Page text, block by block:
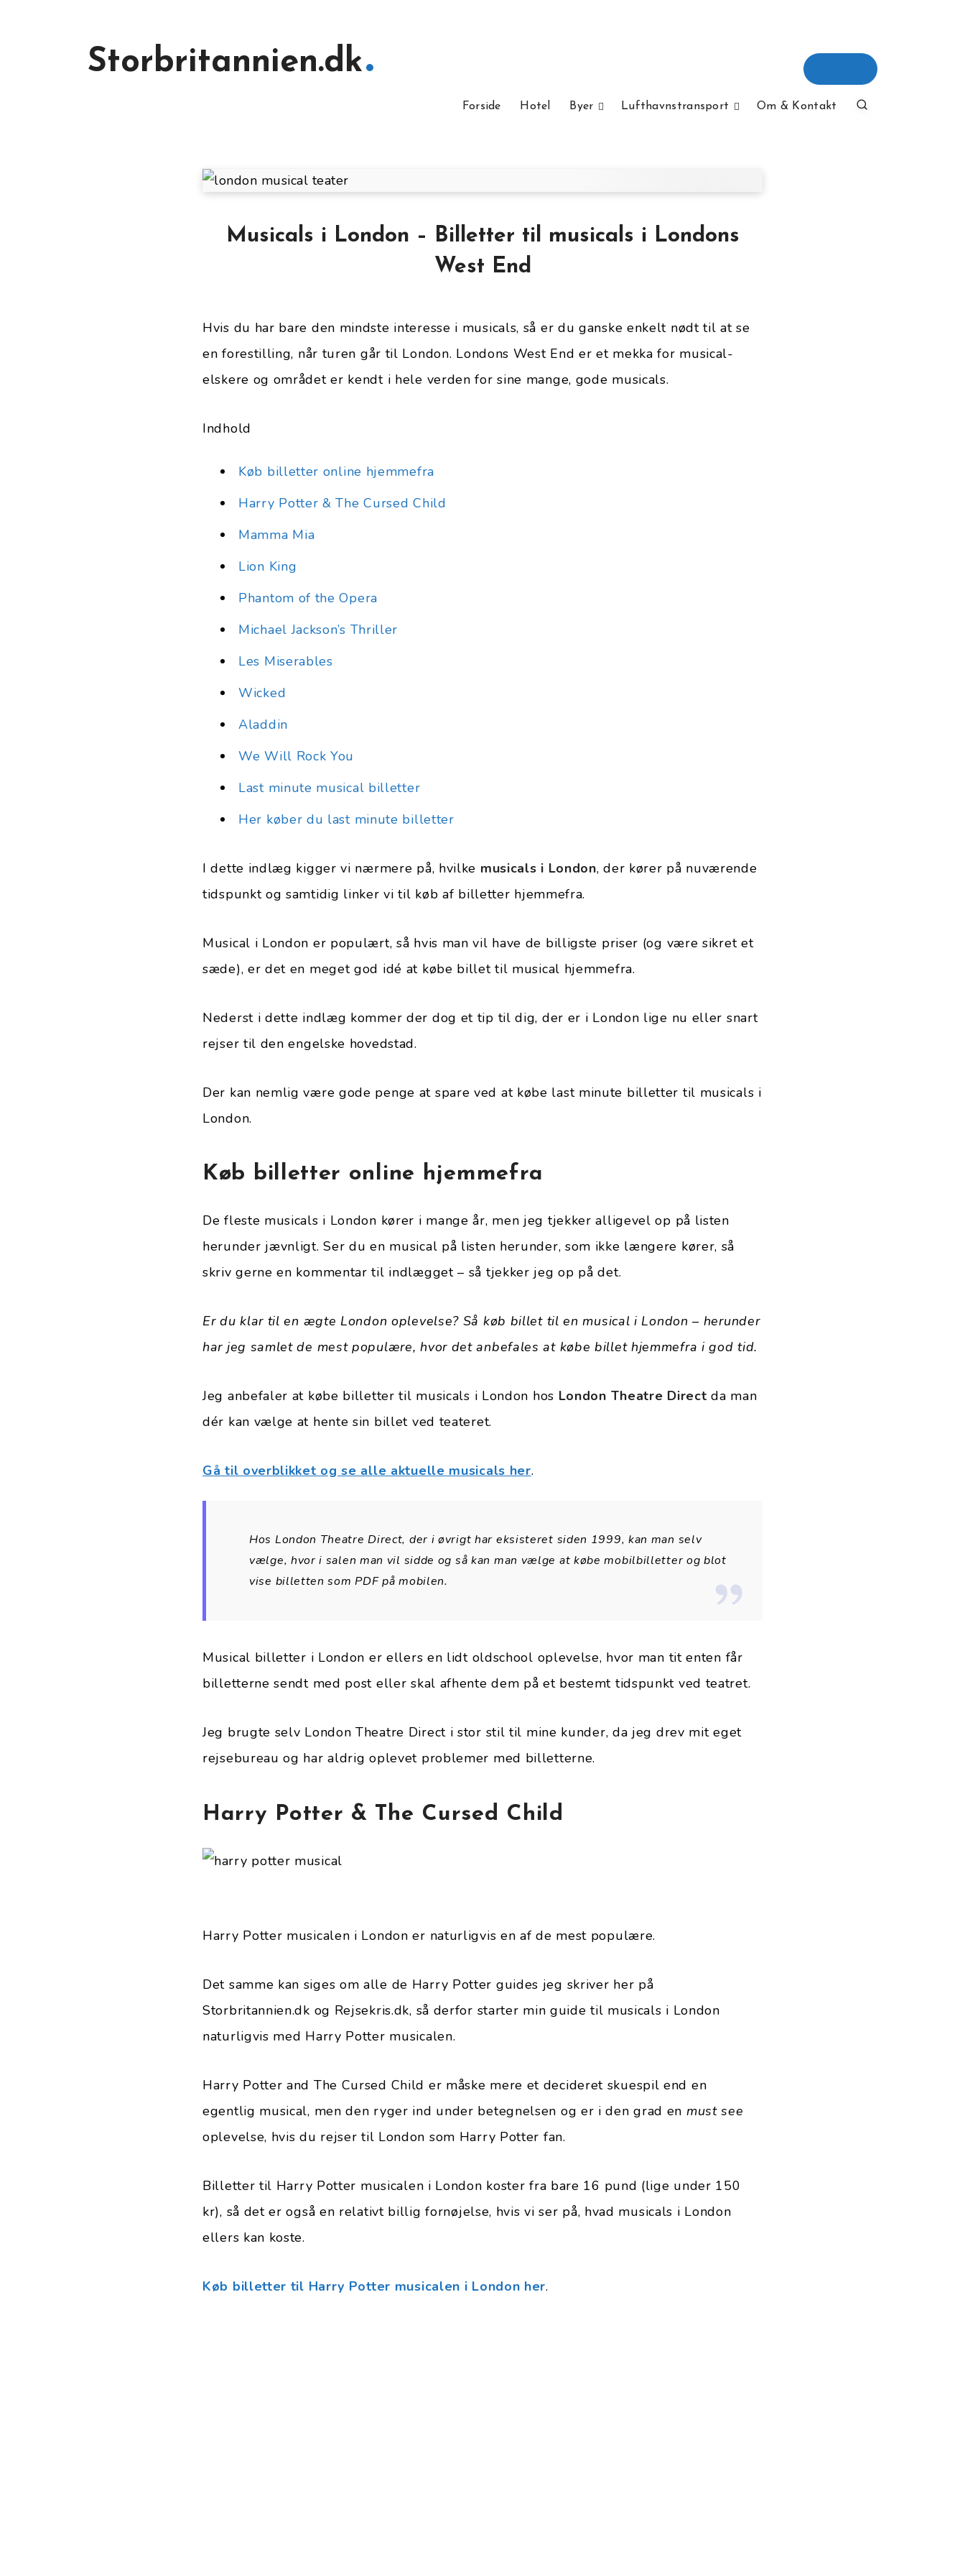
Storbritannien.dk
Forside Hotel Byer Lufthavnstransport Om & Kontakt
Musicals i London – Billetter til musicals i Londons
West End
Hvis du har bare den mindste interesse i musicals, så er du ganske enkelt nødt til at se
en forestilling, når turen går til London. Londons West End er et mekka for musical-
elskere og området er kendt i hele verden for sine mange, gode musicals.
Indhold
Køb billetter online hjemmefra
Harry Potter & The Cursed Child
Mamma Mia
Lion King
Phantom of the Opera
Michael Jackson’s Thriller
Les Miserables
Wicked
Aladdin
We Will Rock You
Last minute musical billetter
Her køber du last minute billetter
I dette indlæg kigger vi nærmere på, hvilke musicals i London, der kører på nuværende
tidspunkt og samtidig linker vi til køb af billetter hjemmefra.
Musical i London er populært, så hvis man vil have de billigste priser (og være sikret et
sæde), er det en meget god idé at købe billet til musical hjemmefra.
Nederst i dette indlæg kommer der dog et tip til dig, der er i London lige nu eller snart
rejser til den engelske hovedstad.
Der kan nemlig være gode penge at spare ved at købe last minute billetter til musicals i
London.
Køb billetter online hjemmefra
De fleste musicals i London kører i mange år, men jeg tjekker alligevel op på listen
herunder jævnligt. Ser du en musical på listen herunder, som ikke længere kører, så
skriv gerne en kommentar til indlægget – så tjekker jeg op på det.
Er du klar til en ægte London oplevelse? Så køb billet til en musical i London – herunder
har jeg samlet de mest populære, hvor det anbefales at købe billet hjemmefra i god tid.
Jeg anbefaler at købe billetter til musicals i London hos London Theatre Direct da man
dér kan vælge at hente sin billet ved teateret.
Gå til overblikket og se alle aktuelle musicals her.
Hos London Theatre Direct, der i øvrigt har eksisteret siden 1999, kan man selv
vælge, hvor i salen man vil sidde og så kan man vælge at købe mobilbilletter og blot
vise billetten som PDF på mobilen.
Musical billetter i London er ellers en lidt oldschool oplevelse, hvor man tit enten får
billetterne sendt med post eller skal afhente dem på et bestemt tidspunkt ved teatret.
Jeg brugte selv London Theatre Direct i stor stil til mine kunder, da jeg drev mit eget
rejsebureau og har aldrig oplevet problemer med billetterne.
Harry Potter & The Cursed Child
Harry Potter musicalen i London er naturligvis en af de mest populære.
Det samme kan siges om alle de Harry Potter guides jeg skriver her på
Storbritannien.dk og Rejsekris.dk, så derfor starter min guide til musicals i London
naturligvis med Harry Potter musicalen.
Harry Potter and The Cursed Child er måske mere et decideret skuespil end en
egentlig musical, men den ryger ind under betegnelsen og er i den grad en must see
oplevelse, hvis du rejser til London som Harry Potter fan.
Billetter til Harry Potter musicalen i London koster fra bare 16 pund (lige under 150
kr), så det er også en relativt billig fornøjelse, hvis vi ser på, hvad musicals i London
ellers kan koste.
Køb billetter til Harry Potter musicalen i London her.